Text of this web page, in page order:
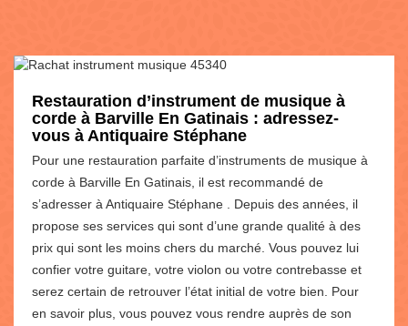
Restauration d’instrument de musique à
corde à Barville En Gatinais : adressez-
vous à Antiquaire Stéphane
Pour une restauration parfaite d’instruments de musique à
corde à Barville En Gatinais, il est recommandé de
s’adresser à Antiquaire Stéphane . Depuis des années, il
propose ses services qui sont d’une grande qualité à des
prix qui sont les moins chers du marché. Vous pouvez lui
confier votre guitare, votre violon ou votre contrebasse et
serez certain de retrouver l’état initial de votre bien. Pour
en savoir plus, vous pouvez vous rendre auprès de son